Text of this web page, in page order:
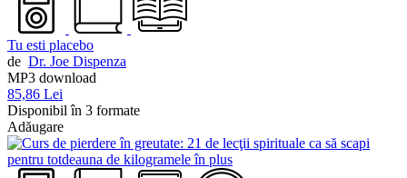
Tu esti placebo
de Dr. Joe Dispenza
MP3 download
85,86 Lei
Disponibil în 3 formate
Adăugare